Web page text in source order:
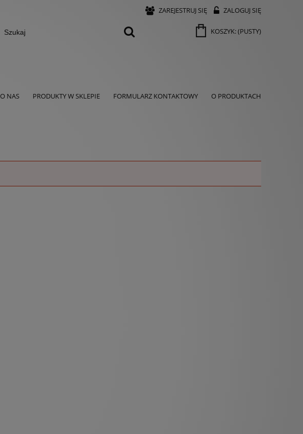
ZAREJESTRUJ SIĘ ZALOGUJ SIĘ
KOSZYK:(PUSTY)
O NAS PRODUKTY W SKLEPIE FORMULARZ KONTAKTOWY O PRODUKTACH